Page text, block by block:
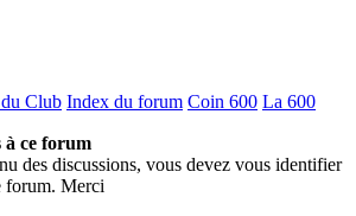
Club Index du forum Coin 600 La 600
à ce forum
des discussions, vous devez vous identifier
forum. Merci